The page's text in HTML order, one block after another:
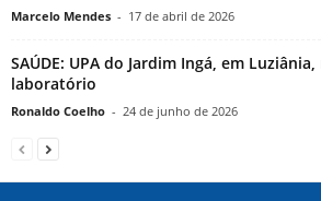
Marcelo Mendes - 17 de abril de 2026
SAÚDE: UPA do Jardim Ingá, em
laboratório
Ronaldo Coelho - 24 de junho de 2026